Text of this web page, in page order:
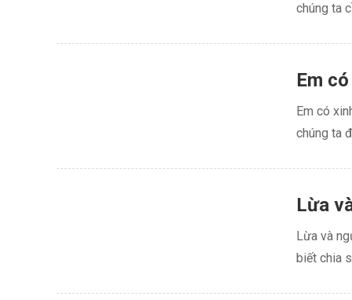
chúng ta
Em
Em có
chúng ta
Lừa
Lừa và
biết chia